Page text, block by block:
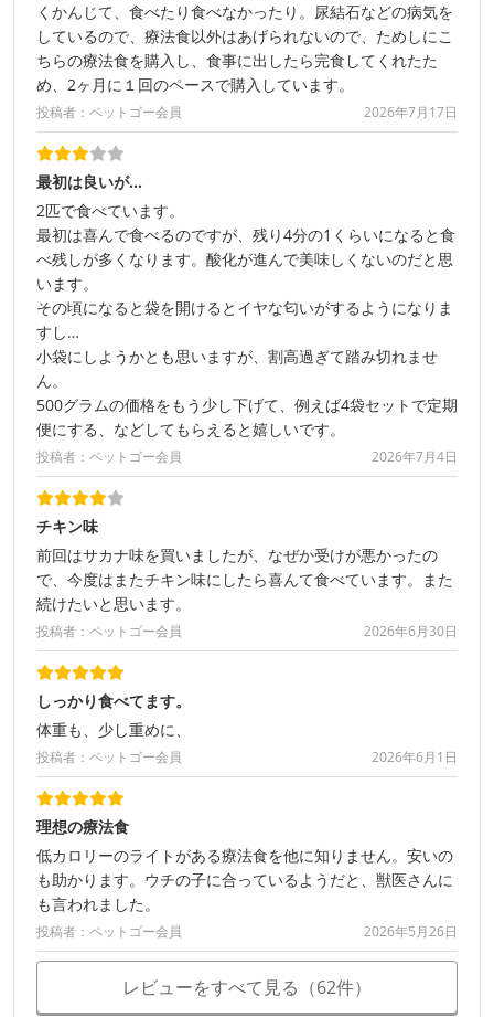
くかんじて、食べたり食べなかったり。尿結石などの病気を
しているので、療法食以外はあげられないので、ためしにこ
ちらの療法食を購入し、食事に出したら完食してくれたた
め、2ヶ月に１回のペースで購入しています。
投稿者：ペットゴー会員 2026年7月17日
最初は良いが…
2匹で食べています。
最初は喜んで食べるのですが、残り4分の1くらいになると食
べ残しが多くなります。酸化が進んで美味しくないのだと思
います。
その頃になると袋を開けるとイヤな匂いがするようになりま
すし…
小袋にしようかとも思いますが、割高過ぎて踏み切れませ
ん。
500グラムの価格をもう少し下げて、例えば4袋セットで定期
便にする、などしてもらえると嬉しいです。
投稿者：ペットゴー会員 2026年7月4日
チキン味
前回はサカナ味を買いましたが、なぜか受けが悪かったの
で、今度はまたチキン味にしたら喜んて食べています。また
続けたいと思います。
投稿者：ペットゴー会員 2026年6月30日
しっかり食べてます。
体重も、少し重めに、
投稿者：ペットゴー会員 2026年6月1日
理想の療法食
低カロリーのライトがある療法食を他に知りません。安いの
も助かります。ウチの子に合っているようだと、獣医さんに
も言われました。
投稿者：ペットゴー会員 2026年5月26日
レビューをすべて見る（62件）